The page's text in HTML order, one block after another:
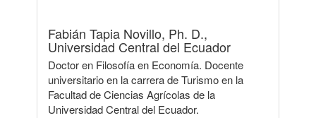
Fabián Tapia Novillo, Ph. D.,
Universidad Central del Ecuador
Doctor en Filosofía en Economía. Docente
universitario en la carrera de Turismo en la
Facultad de Ciencias Agrícolas de la
Universidad Central del Ecuador.